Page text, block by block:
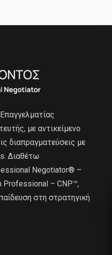
με αντικείμενο
διαπραγματεύσεις με
Διαθέτω
Negotiator® –
Professional – CNP™,
στη στρατηγική